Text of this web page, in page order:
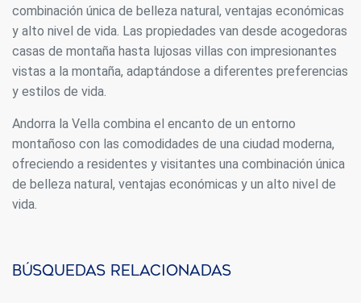
combinación única de belleza natural, ventajas económicas
y alto nivel de vida. Las propiedades van desde acogedoras
casas de montaña hasta lujosas villas con impresionantes
vistas a la montaña, adaptándose a diferentes preferencias
y estilos de vida.
Andorra la Vella combina el encanto de un entorno
montañoso con las comodidades de una ciudad moderna,
ofreciendo a residentes y visitantes una combinación única
de belleza natural, ventajas económicas y un alto nivel de
vida.
Búsquedas relacionadas